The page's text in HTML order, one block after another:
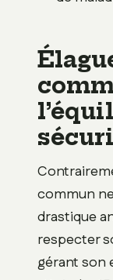
commun
drastique
respecter
gérant son